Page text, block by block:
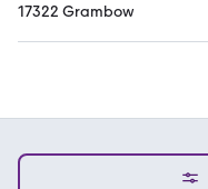
17322 Grambow